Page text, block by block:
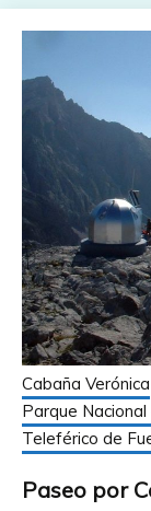
Cabaña Verónica
Parque
Teleférico de
Paseo por